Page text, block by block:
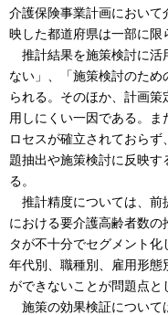
介護保険事業計画において
映した都道府県は一部に限
推計結果を施策検討に活
ない」、「施策検討のた
られる。そのほか、計画
用しにくい一因である。
ロセスが確立されておら
題抽出や施策検討に反映
る。
推計精度については、前
における要介護高齢者数
タが不十分でセグメント化
年代別、職種別、雇用形態
ができないことが問題点と
施策の効果検証について